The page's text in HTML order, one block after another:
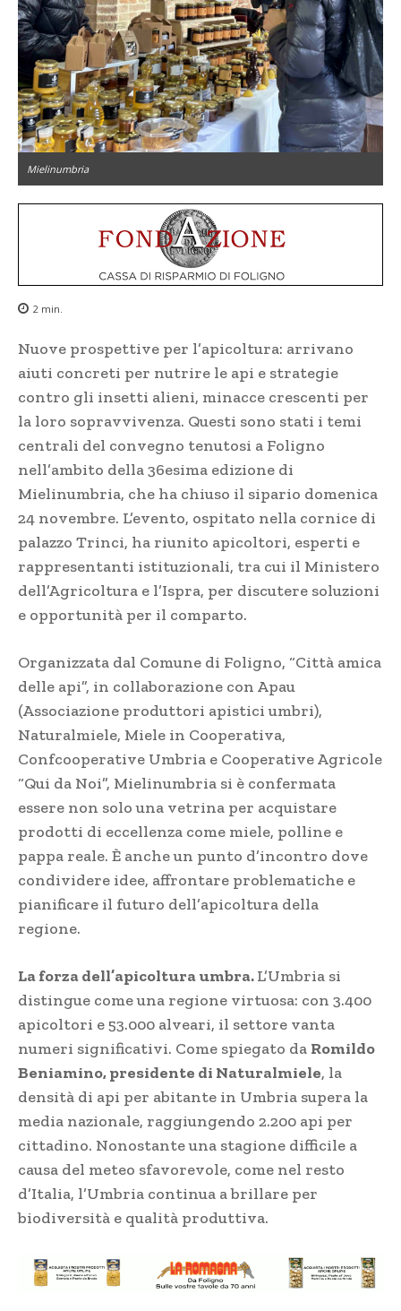
Mielinumbria
2 min.
Nuove prospettive per l’apicoltura: arrivano
aiuti concreti per nutrire le api e strategie
contro gli insetti alieni, minacce crescenti per
la loro sopravvivenza. Questi sono stati i temi
centrali del convegno tenutosi a Foligno
nell’ambito della 36esima edizione di
Mielinumbria, che ha chiuso il sipario domenica
24 novembre. L’evento, ospitato nella cornice di
palazzo Trinci, ha riunito apicoltori, esperti e
rappresentanti istituzionali, tra cui il Ministero
dell’Agricoltura e l’Ispra, per discutere soluzioni
e opportunità per il comparto.
Organizzata dal Comune di Foligno, “Città amica
delle api”, in collaborazione con Apau
(Associazione produttori apistici umbri),
Naturalmiele, Miele in Cooperativa,
Confcooperative Umbria e Cooperative Agricole
“Qui da Noi”, Mielinumbria si è confermata
essere non solo una vetrina per acquistare
prodotti di eccellenza come miele, polline e
pappa reale. È anche un punto d’incontro dove
condividere idee, affrontare problematiche e
pianificare il futuro dell’apicoltura della
regione.
La forza dell’apicoltura umbra.L’Umbria si
distingue come una regione virtuosa: con 3.400
apicoltori e 53.000 alveari, il settore vanta
numeri significativi. Come spiegato da Romildo
Beniamino, presidente di Naturalmiele, la
densità di api per abitante in Umbria supera la
media nazionale, raggiungendo 2.200 api per
cittadino. Nonostante una stagione difficile a
causa del meteo sfavorevole, come nel resto
d’Italia, l’Umbria continua a brillare per
biodiversità e qualità produttiva.